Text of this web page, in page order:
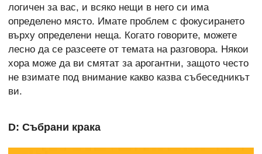
логичен за вас, и всяко нещи в него си има
определено място. Имате проблем с фокусирането
върху определени неща. Когато говорите, можете
лесно да се разсеете от темата на разговора. Някои
хора може да ви смятат за арогантни, защото често
не взимате под внимание какво казва събеседникът
ви.
D: Събрани крака